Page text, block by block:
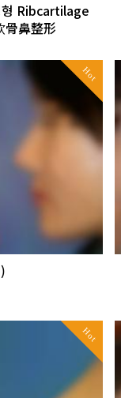
형 Ribcartilage
鼻整形
Hot
Hot